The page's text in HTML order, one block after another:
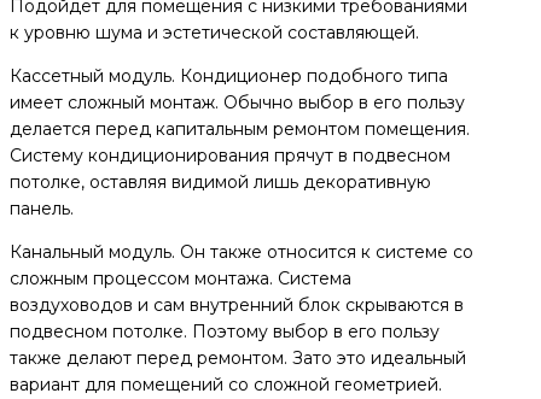
Подойдет для помещения с низкими требованиями
к уровню шума и эстетической составляющей.
Кассетный модуль. Кондиционер подобного типа
имеет сложный монтаж. Обычно выбор в его пользу
делается перед капитальным ремонтом помещения.
Систему кондиционирования прячут в подвесном
потолке, оставляя видимой лишь декоративную
панель.
Канальный модуль. Он также относится к системе со
сложным процессом монтажа. Система
воздуховодов и сам внутренний блок скрываются в
подвесном потолке. Поэтому выбор в его пользу
также делают перед ремонтом. Зато это идеальный
вариант для помещений со сложной геометрией.